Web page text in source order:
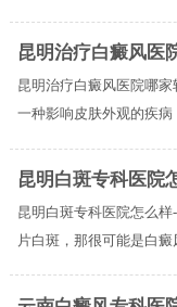
昆明治疗白癜风医
昆明治疗白癜风医院哪
一种影响皮肤外观的疾病
昆明白斑专科医院
昆明白斑专科医院怎么
片白斑，那很可能是白癜